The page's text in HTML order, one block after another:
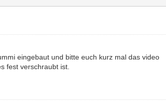
eingebaut und bitte euch kurz mal das video
fest verschraubt ist.